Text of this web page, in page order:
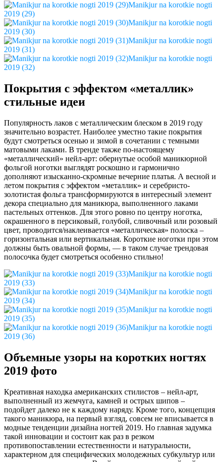
Manikjur na korotkie nogti
2019 (29)
Manikjur na korotkie nogti
2019 (30)
Manikjur na korotkie nogti
2019 (31)
Manikjur na korotkie nogti
2019 (32)
Покрытия с эффектом «металлик»
стильные идеи
Популярность лаков с металлическим блеском в 2019 году
значительно возрастет. Наиболее уместно такие покрытия
будут смотреться осенью и зимой в сочетании с темными
матовыми лаками. В тренде также по-настоящему
«металлический» нейл-арт: обернутые особой маникюрной
фольгой ноготки выглядят роскошно и гармонично
дополняют изысканно-скромные вечерние платья. А весной и
летом покрытия с эффектом «металлик» и серебристо-
золотистая фольга трансформируются в интересный элемент
декора специально для маникюра, выполненного лаками
пастельных оттенков. Для этого ровно по центру ноготка,
окрашенного в персиковый, голубой, сливочный или розовый
цвет, проводится/наклеивается «металлическая» полоска –
горизонтальная или вертикальная. Короткие ноготки при этом
должны быть овальной формы, — в таком случае трендовая
полосочка будет смотреться особенно стильно!
Manikjur na korotkie nogti
2019 (33)
Manikjur na korotkie nogti
2019 (34)
Manikjur na korotkie nogti
2019 (35)
Manikjur na korotkie nogti
2019 (36)
Объемные узоры на коротких ногтях
2019 фото
Креативная находка американских стилистов – нейл-арт,
выполненный из жемчуга, камней и острых шипов –
подойдет далеко не к каждому наряду. Кроме того, концепция
такого маникюра, на первый взгляд, совсем не вписывается в
модные тенденции дизайна ногтей 2019. Но главная задумка
такой инновации и состоит как раз в резком
противопоставлении естественности и натуральности,
характерном для специфических молодежных субкультур или